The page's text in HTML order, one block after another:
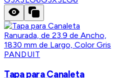
PANDUIT
Tapa para Canaleta